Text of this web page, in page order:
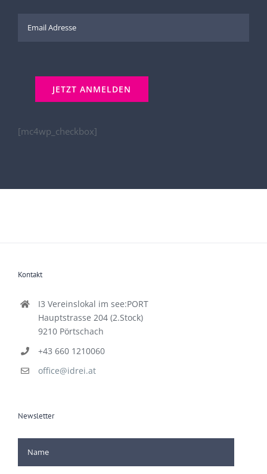
[mc4wp_checkbox]
Kontakt
I3 Vereinslokal im see:PORT
Hauptstrasse 204 (2.Stock)
9210 Pörtschach
+43 660 1210060
office@idrei.at
Newsletter